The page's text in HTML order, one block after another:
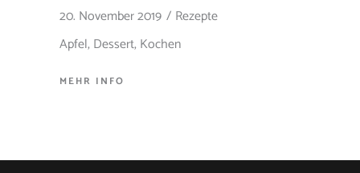
20. November 2019
Rezepte
Apfel,Dessert,Kochen
MEHR INFO